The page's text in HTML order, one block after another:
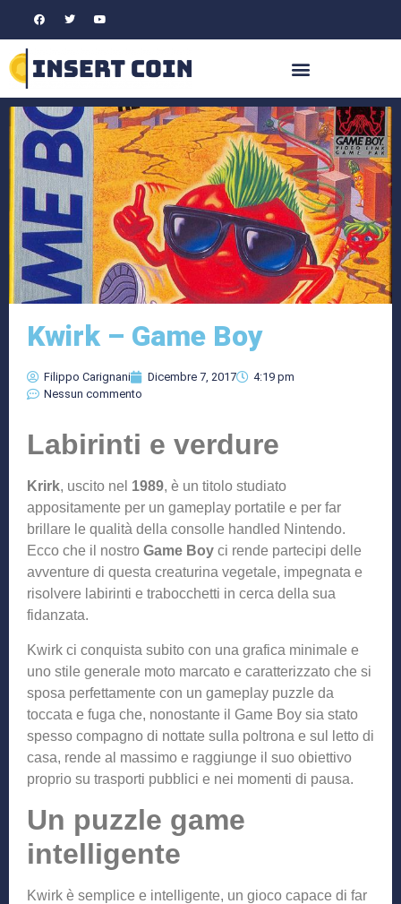
Kwirk – Game Boy
Filippo Carignani Dicembre 7, 2017
4:19 pm
Nessun commento
Labirinti e verdure
Krirk, uscito nel 1989, è un titolo studiato
appositamente per un gameplay portatile e per far
brillare le qualità della consolle handled Nintendo.
Ecco che il nostro Game Boy ci rende partecipi delle
avventure di questa creaturina vegetale, impegnata e
risolvere labirinti e trabocchetti in cerca della sua
fidanzata.
Kwirk ci conquista subito con una grafica minimale e
uno stile generale moto marcato e caratterizzato che si
sposa perfettamente con un gameplay puzzle da
toccata e fuga che, nonostante il Game Boy sia stato
spesso compagno di nottate sulla poltrona e sul letto di
casa, rende al massimo e raggiunge il suo obiettivo
proprio su trasporti pubblici e nei momenti di pausa.
Un puzzle game
intelligente
Kwirk è semplice e intelligente, un gioco capace di far